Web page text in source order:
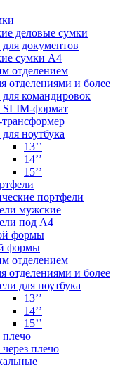
деловые сумки
документов
сумки А4
отделением
отделениями и более
командировок
формат
ноутбука
13’’
14’’
15’’
портфели
мужские
под А4
формы
формы
отделением
отделениями и более
для ноутбука
13’’
14’’
15’’
плечо